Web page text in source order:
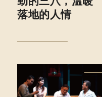
落地的人情